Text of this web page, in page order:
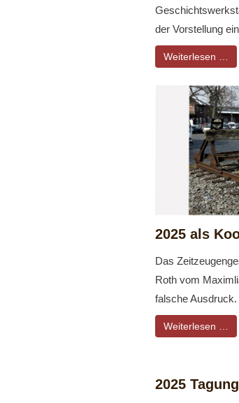
der Vorstellung
Weiterlesen …
2025 als
Das
Roth vom
falsche
Weiterlesen …
2025